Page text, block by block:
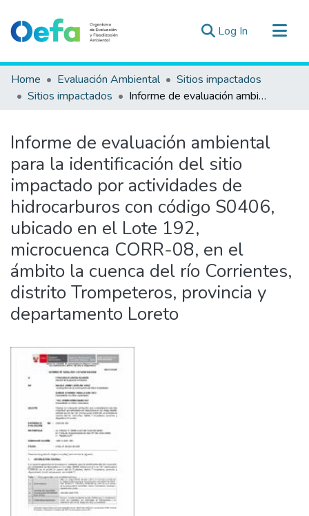
Log In (current)
Communities & Collections
All of DSpace
Estad. Externas
Guias ▾
Home Evaluación Ambiental
Sitios impactados
Sitios impactados
Informe de evaluación ambiental para la identificación del sitio impactado por actividades de hidrocarburos con código S0406, ubicado en el Lote 192, microcuenca CORR-08, en el ámbito la cuenca del río Corrientes, distrito Trompeteros, provincia y departamento Loreto
Informe de evaluación ambiental
para la identificación del sitio
impactado por actividades de
hidrocarburos con código S0406,
ubicado en el Lote 192,
microcuenca CORR-08, en el
ámbito la cuenca del río Corrientes,
distrito Trompeteros, provincia y
departamento Loreto